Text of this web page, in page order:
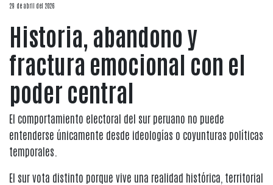
29 de abril del 2026
Historia, abandono y
fractura emocional con el
poder central
El comportamiento electoral del sur peruano no puede
entenderse únicamente desde ideologías o coyunturas políticas
temporales.
El sur vota distinto porque vive una realidad histórica, territorial